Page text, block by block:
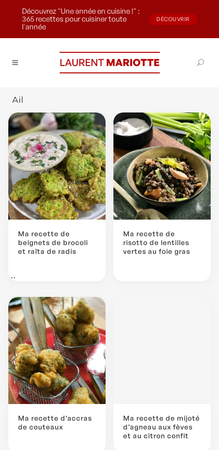
Découvrez "Une année en cuisine !" :
365 recettes pour cuisiner toute
l'année
DÉCOUVRIR
Ail
Ma recette de
beignets de brocoli
et raïta de radis
...
Ma recette de
risotto de lentilles
vertes au foie gras
Ma recette d’accras
de couteaux
Ma recette de mijoté
d’agneau aux fèves
et au citron confit